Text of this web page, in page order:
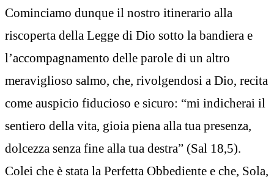
Cominciamo dunque il nostro itinerario alla
riscoperta della Legge di Dio sotto la bandiera e
l’accompagnamento delle parole di un altro
meraviglioso salmo, che, rivolgendosi a Dio, recita
come auspicio fiducioso e sicuro: “mi indicherai il
sentiero della vita, gioia piena alla tua presenza,
dolcezza senza fine alla tua destra” (Sal 18,5).
Colei che è stata la Perfetta Obbediente e che, Sola,